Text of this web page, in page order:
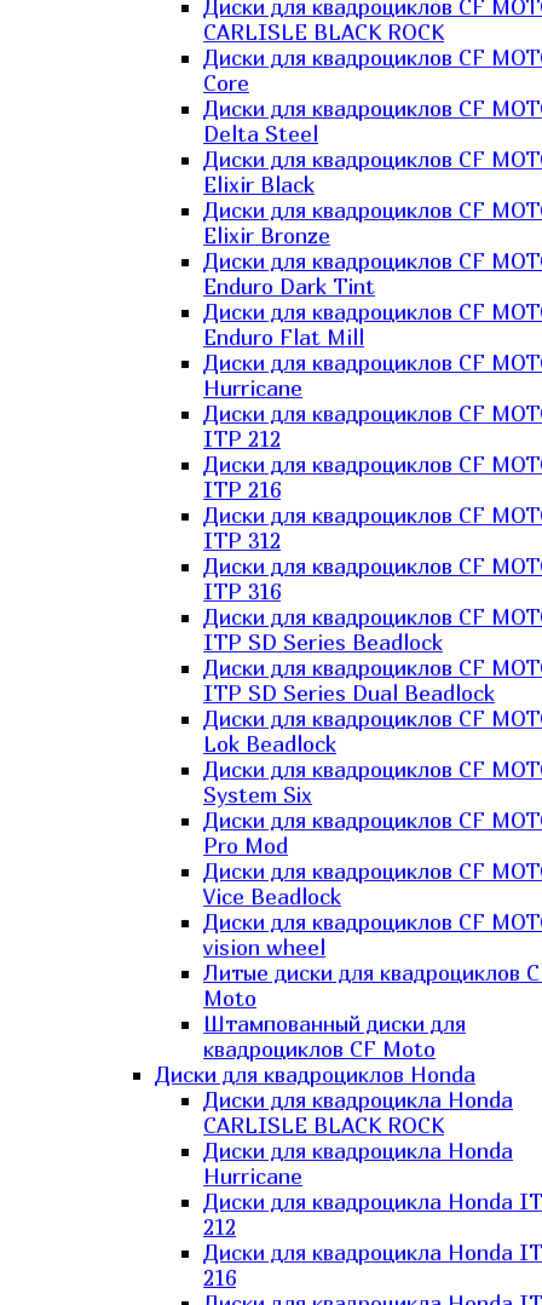
Диски для квадроциклов CF
CARLISLE BLACK ROCK
Диски для квадроциклов CF
Core
Диски для квадроциклов CF
Delta Steel
Диски для квадроциклов CF
Elixir Black
Диски для квадроциклов CF
Elixir Bronze
Диски для квадроциклов CF
Enduro Dark Tint
Диски для квадроциклов CF
Enduro Flat Mill
Диски для квадроциклов CF
Hurricane
Диски для квадроциклов CF
ITP 212
Диски для квадроциклов CF
ITP 216
Диски для квадроциклов CF
ITP 312
Диски для квадроциклов CF
ITP 316
Диски для квадроциклов CF
ITP SD Series Beadlock
Диски для квадроциклов CF
ITP SD Series Dual Beadlock
Диски для квадроциклов CF
Lok Beadlock
Диски для квадроциклов CF
System Six
Диски для квадроциклов CF
Pro Mod
Диски для квадроциклов CF
Vice Beadlock
Диски для квадроциклов CF
vision wheel
Литые диски для квадроциклов
Moto
Штампованный диски для
квадроциклов CF Moto
Диски для квадроциклов Honda
Диски для квадроцикла Honda
CARLISLE BLACK ROCK
Диски для квадроцикла Honda
Hurricane
Диски для квадроцикла Honda
212
Диски для квадроцикла Honda
216